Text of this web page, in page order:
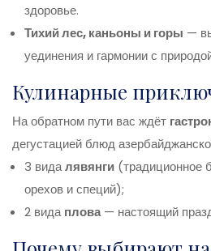
здоровье.
Тихий лес, каньоны и горы —
уединения и гармонии с
Кулинарные
На обратном пути вас ждёт
дегустацией блюд
3 видалявянги (традиционное
орехов и специй);
2 видаплова— настоящий